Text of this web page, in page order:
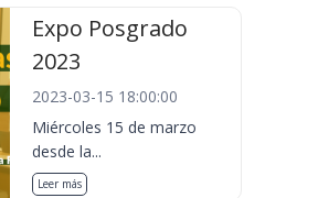
Expo Posgrado
2023
2023-03-15 18:00:00
Miércoles 15 de marzo
desde la...
Leer más